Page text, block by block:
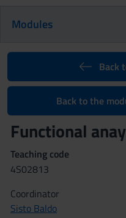
Modules
Back
Back to the
Functional
Teaching code
4S02813
Coordinator
Sisto Baldo